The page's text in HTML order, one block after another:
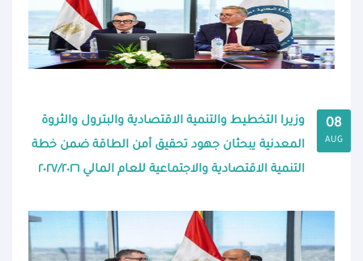
08
AUG
وزيرا التخطيط والتنمية الاقتصادية والبترول والثروة
المعدنية يبحثان جهود تحقيق أمن الطاقة ضمن خطة
التنمية الاقتصادية والاجتماعية للعام المالي ٢٠٢٧/٢٠٢٦